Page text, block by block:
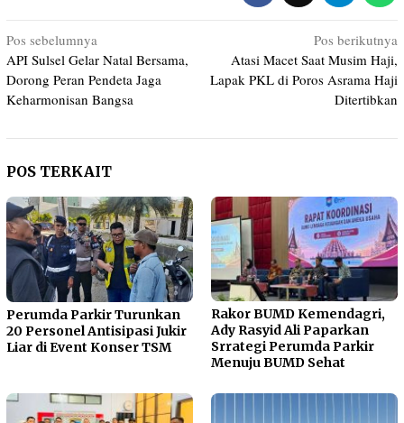
Navigasi
pos
Pos sebelumnya
API Sulsel Gelar Natal Bersama,
Dorong Peran Pendeta Jaga
Keharmonisan Bangsa
Pos berikutnya
Atasi Macet Saat Musim Haji,
Lapak PKL di Poros Asrama Haji
Ditertibkan
POS TERKAIT
Perumda Parkir Turunkan
20 Personel Antisipasi Jukir
Liar di Event Konser TSM
Rakor BUMD Kemendagri,
Ady Rasyid Ali Paparkan
Srrategi Perumda Parkir
Menuju BUMD Sehat